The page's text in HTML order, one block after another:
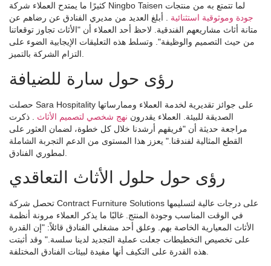
كثيرًا ما يمتدح العملاء شركة Ningbo Taisen لما تتمتع به من منتجات
جودة وموثوقية استثنائية . أبلغ العديد من مديري الفنادق عن رضاهم عن
متانة أثاث مشاريعهم الفندقية. لاحظ أحد العملاء أن "الأثاث تجاوز توقعاتنا
من حيث التصميم والوظيفة". وتسلط هذه التعليقات الإيجابية الضوء على
التزام الشركة بالتميز.
رؤى حول سارة للضيافة
حصلت Sara Hospitality على جوائز تقديرية لخدمة العملاء وممارساتها
الصديقة للبيئة. العملاء يقدرون نهج شخصي لتصميم الأثاث
. ذكرت
مراجعة حديثة أن "فريقهم أرشدنا خلال كل خطوة، لضمان العثور على
القطع المثالية لفندقنا." يعزز هذا المستوى من الدعم التجربة الشاملة
رؤى حول حلول الأثاث التعاقدي
تحصل شركة Contract Furniture Solutions على درجات عالية لتسليمها
في الوقت المناسب وجودة المنتج. غالبًا ما يذكر العملاء مرونة أنظمة
الأثاث المعيارية الخاصة بهم. وعلق أحد مشغلي الفنادق قائلاً: "إن القدرة
على تخصيص التخطيطات جعلت عملية التجديد لدينا سلسة." وقد أثبتت